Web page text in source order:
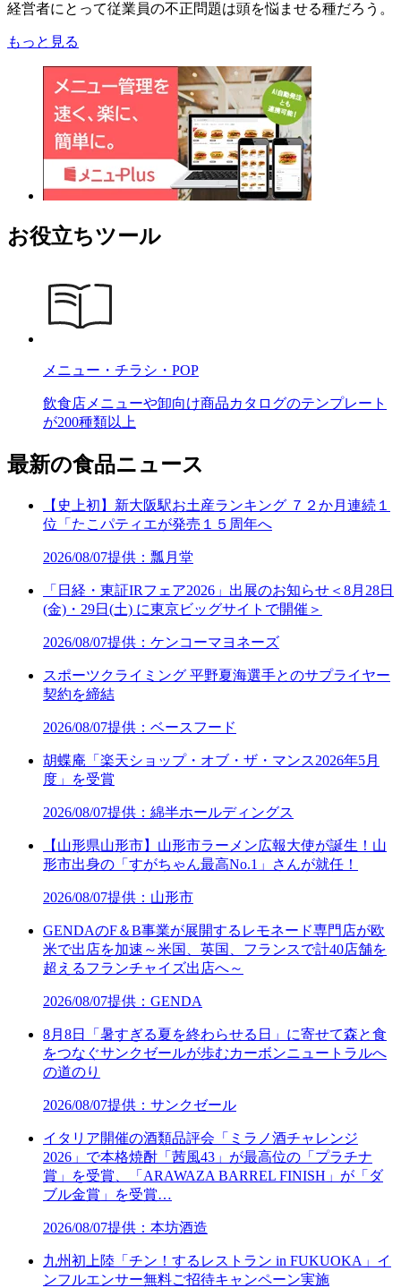
経営者にとって従業員の不正問題は頭を悩ませる種だろう。
もっと見る
お役立ちツール
メニュー・チラシ・POP
飲食店メニューや卸向け商品カタログのテンプレート
が200種類以上
最新の食品ニュース
【史上初】新大阪駅お土産ランキング ７２か月連続１
位「たこパティエが発売１５周年へ
2026/08/07提供：瓢月堂
「日経・東証IRフェア2026」出展のお知らせ＜8月28日
(金)・29日(土) に東京ビッグサイトで開催＞
2026/08/07提供：ケンコーマヨネーズ
スポーツクライミング 平野夏海選手とのサプライヤー
契約を締結
2026/08/07提供：ベースフード
胡蝶庵「楽天ショップ・オブ・ザ・マンス2026年5月
度」を受賞
2026/08/07提供：綿半ホールディングス
【山形県山形市】山形市ラーメン広報大使が誕生！山
形市出身の「すがちゃん最高No.1」さんが就任！
2026/08/07提供：山形市
GENDAのF＆B事業が展開するレモネード専門店が欧
米で出店を加速～米国、英国、フランスで計40店舗を
超えるフランチャイズ出店へ～
2026/08/07提供：GENDA
8月8日「暑すぎる夏を終わらせる日」に寄せて森と食
をつなぐサンクゼールが歩むカーボンニュートラルへ
の道のり
2026/08/07提供：サンクゼール
イタリア開催の酒類品評会「ミラノ酒チャレンジ
2026」で本格焼酎「茜風43」が最高位の「プラチナ
賞」を受賞、「ARAWAZA BARREL FINISH」が「ダ
ブル金賞」を受賞…
2026/08/07提供：本坊酒造
九州初上陸「チン！するレストラン in FUKUOKA」イ
ンフルエンサー無料ご招待キャンペーン実施